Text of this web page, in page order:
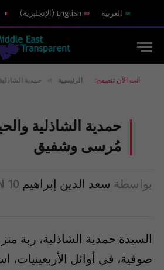
العربية English
( الإنجليزية)
أنت الآن تتصفح: الرئيسية » حمدية
حمدية الشاذلية
مُرسى وشفيق
بواسطة سعد الدين إبراهيم 10 يونيو 2012
السيدة حمدية الشاذلية، ربة
صوفية، فى أوائل الأربعينيات،